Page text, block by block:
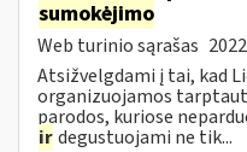
sumokėjimo
Web turinio sąrašas
Atsižvelgdami į tai, kad
organizuojamos
parodos, kuriose
irdegustuojami ne tik...